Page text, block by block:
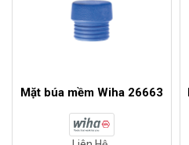
Mặt búa mềm Wiha 26663